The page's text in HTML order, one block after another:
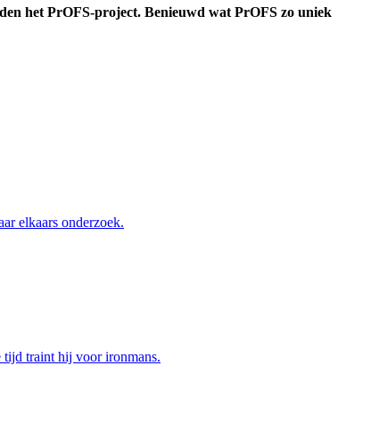
het PrOFS-project. Benieuwd wat PrOFS zo uniek
elkaars onderzoek.
traint hij voor ironmans.